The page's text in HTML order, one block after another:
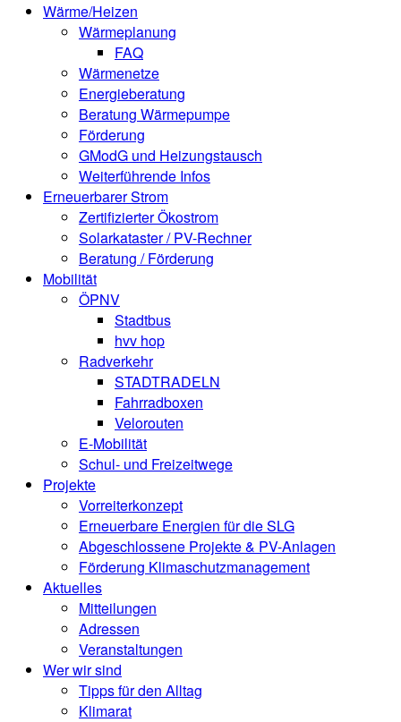
Wärme/Heizen
Wärmeplanung
FAQ
Wärmenetze
Energieberatung
Beratung Wärmepumpe
Förderung
GModG und Heizungstausch
Weiterführende Infos
Erneuerbarer Strom
Zertifizierter Ökostrom
Solarkataster / PV-Rechner
Beratung / Förderung
Mobilität
ÖPNV
Stadtbus
hvv hop
Radverkehr
STADTRADELN
Fahrradboxen
Velorouten
E-Mobilität
Schul- und Freizeitwege
Projekte
Vorreiterkonzept
Erneuerbare Energien für die SLG
Abgeschlossene Projekte & PV-Anlagen
Förderung Klimaschutzmanagement
Aktuelles
Mitteilungen
Adressen
Veranstaltungen
Wer wir sind
Tipps für den Alltag
Klimarat